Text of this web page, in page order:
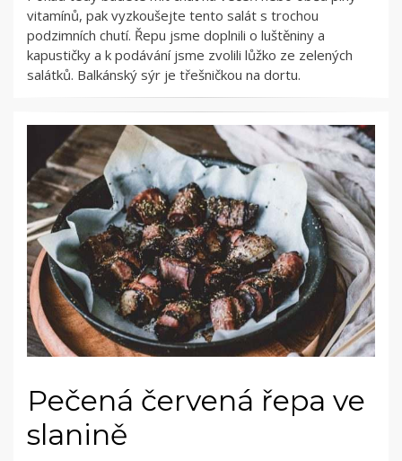
vitamínů, pak vyzkoušejte tento salát s trochou
podzimních chutí. Řepu jsme doplnili o luštěniny a
kapustičky a k podávání jsme zvolili lůžko ze zelených
salátků. Balkánský sýr je třešničkou na dortu.
Pečená červená řepa ve
slanině